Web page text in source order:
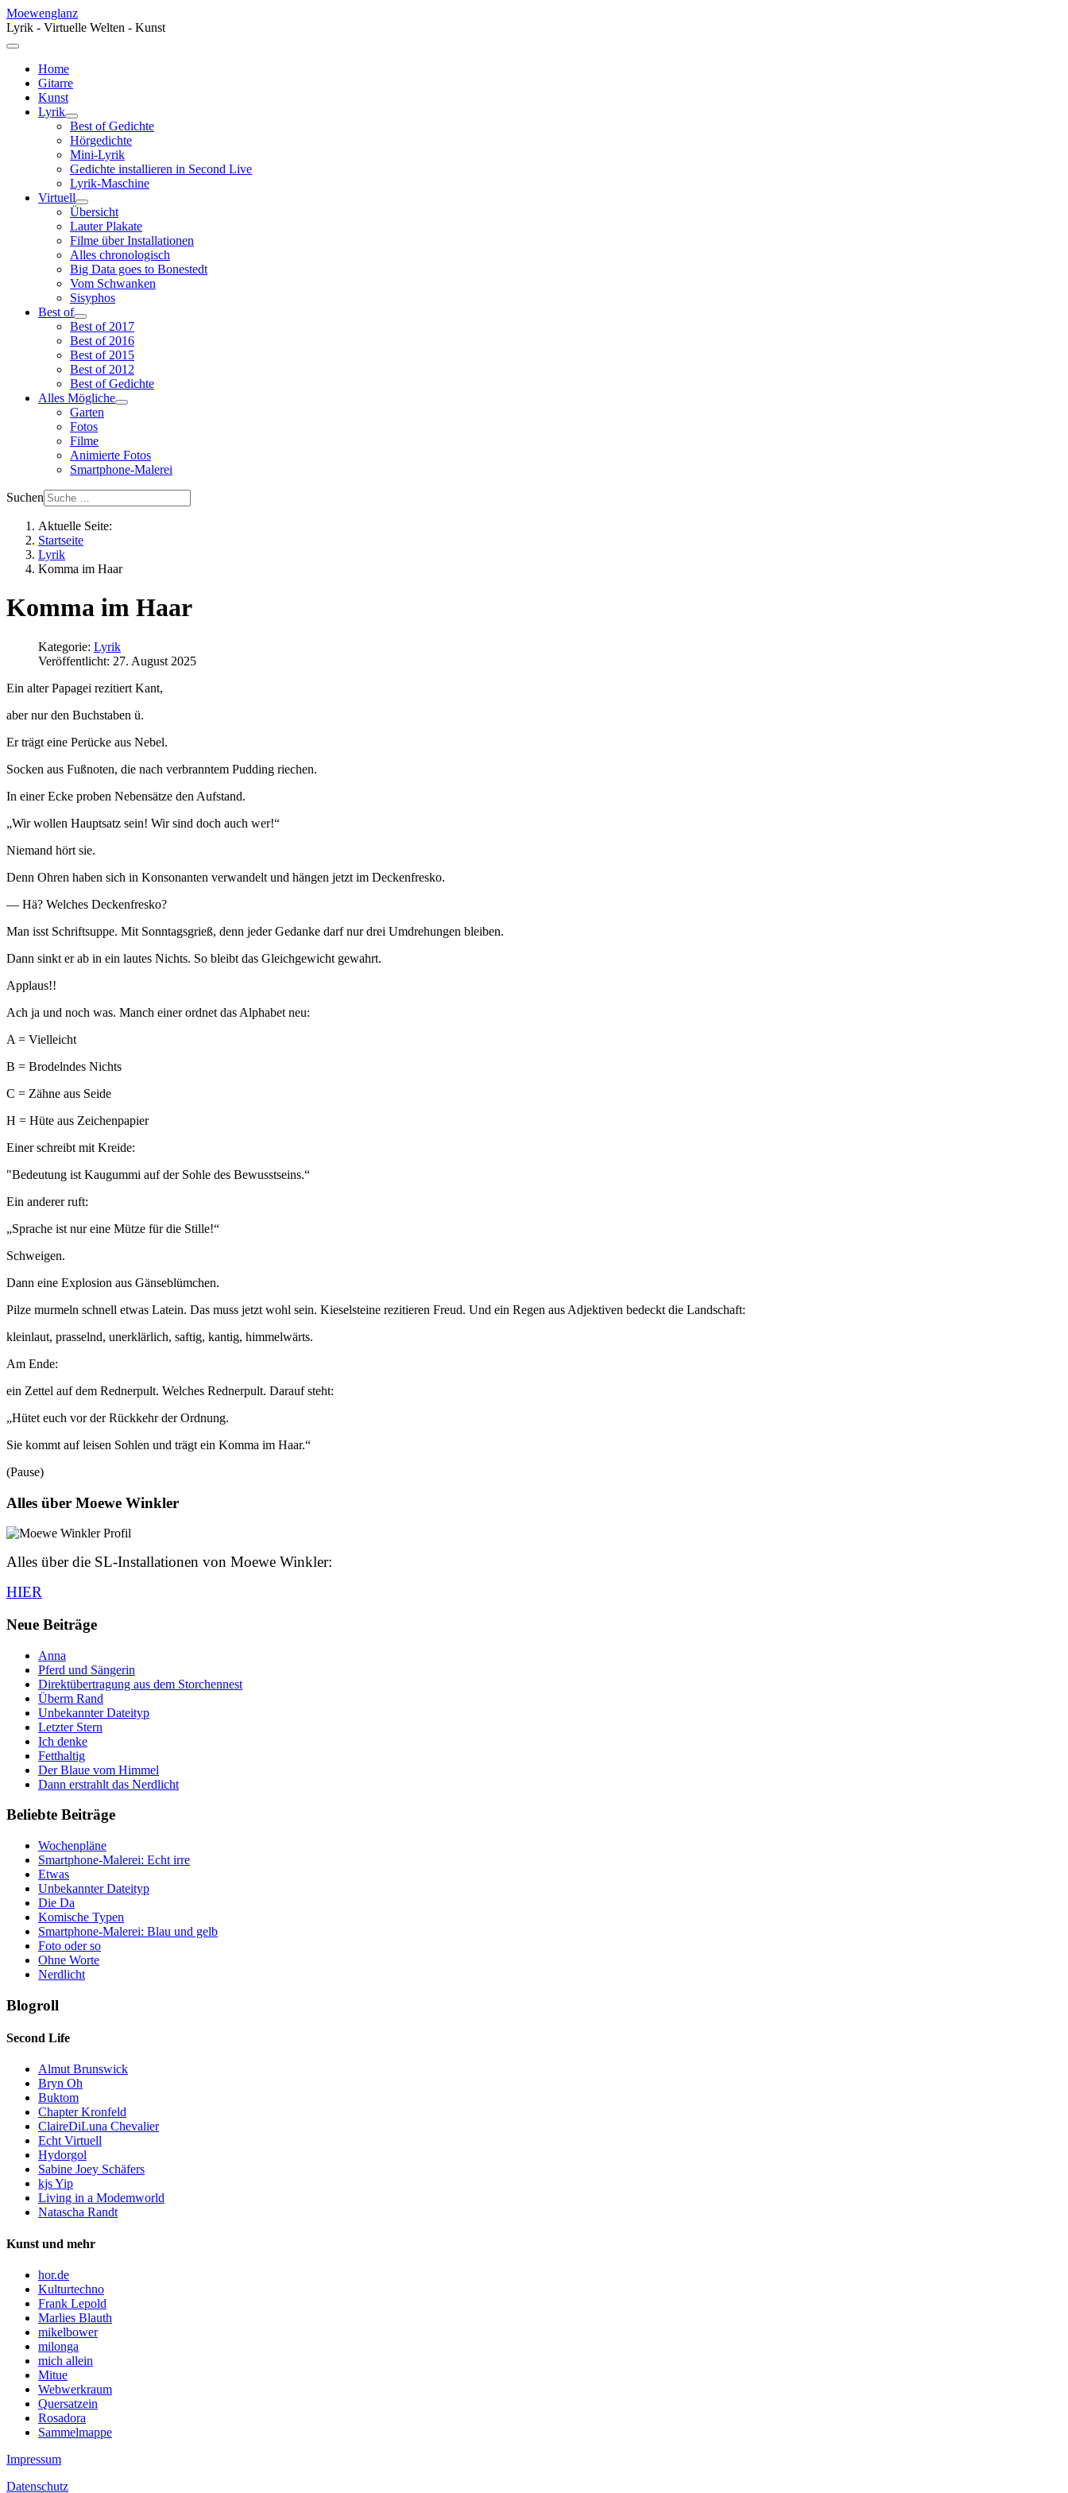
Moewenglanz
Lyrik - Virtuelle Welten - Kunst
Home
Gitarre
Kunst
Lyrik
Best of Gedichte
Hörgedichte
Mini-Lyrik
Gedichte installieren in Second Live
Lyrik-Maschine
Virtuell
Übersicht
Lauter Plakate
Filme über Installationen
Alles chronologisch
Big Data goes to Bonestedt
Vom Schwanken
Sisyphos
Best of
Best of 2017
Best of 2016
Best of 2015
Best of 2012
Best of Gedichte
Alles Mögliche
Garten
Fotos
Filme
Animierte Fotos
Smartphone-Malerei
Suchen
Aktuelle Seite:
Startseite
Lyrik
Komma im Haar
Komma im Haar
Kategorie: Lyrik
Veröffentlicht: 27. August 2025
Ein alter Papagei rezitiert Kant,
aber nur den Buchstaben ü.
Er trägt eine Perücke aus Nebel.
Socken aus Fußnoten, die nach verbranntem Pudding riechen.
In einer Ecke proben Nebensätze den Aufstand.
„Wir wollen Hauptsatz sein! Wir sind doch auch wer!“
Niemand hört sie.
Denn Ohren haben sich in Konsonanten verwandelt und hängen jetzt im Deckenfresko.
— Hä? Welches Deckenfresko?
Man isst Schriftsuppe. Mit Sonntagsgrieß, denn jeder Gedanke darf nur drei Umdrehungen bleiben.
Dann sinkt er ab in ein lautes Nichts. So bleibt das Gleichgewicht gewahrt.
Applaus!!
Ach ja und noch was. Manch einer ordnet das Alphabet neu:
A = Vielleicht
B = Brodelndes Nichts
C = Zähne aus Seide
H = Hüte aus Zeichenpapier
Einer schreibt mit Kreide:
"Bedeutung ist Kaugummi auf der Sohle des Bewusstseins.“
Ein anderer ruft:
„Sprache ist nur eine Mütze für die Stille!“
Schweigen.
Dann eine Explosion aus Gänseblümchen.
Pilze murmeln schnell etwas Latein. Das muss jetzt wohl sein. Kieselsteine rezitieren Freud. Und ein Regen aus Adjektiven bedeckt die Landschaft:
kleinlaut, prasselnd, unerklärlich, saftig, kantig, himmelwärts.
Am Ende:
ein Zettel auf dem Rednerpult. Welches Rednerpult. Darauf steht:
„Hütet euch vor der Rückkehr der Ordnung.
Sie kommt auf leisen Sohlen und trägt ein Komma im Haar.“
(Pause)
Alles über Moewe Winkler
Alles über die SL-Installationen von Moewe Winkler:
HIER
Neue Beiträge
Anna
Pferd und Sängerin
Direktübertragung aus dem Storchennest
Überm Rand
Unbekannter Dateityp
Letzter Stern
Ich denke
Fetthaltig
Der Blaue vom Himmel
Dann erstrahlt das Nerdlicht
Beliebte Beiträge
Wochenpläne
Smartphone-Malerei: Echt irre
Etwas
Unbekannter Dateityp
Die Da
Komische Typen
Smartphone-Malerei: Blau und gelb
Foto oder so
Ohne Worte
Nerdlicht
Blogroll
Second Life
Almut Brunswick
Bryn Oh
Buktom
Chapter Kronfeld
ClaireDiLuna Chevalier
Echt Virtuell
Hydorgol
Sabine Joey Schäfers
kjs Yip
Living in a Modemworld
Natascha Randt
Kunst und mehr
hor.de
Kulturtechno
Frank Lepold
Marlies Blauth
mikelbower
milonga
mich allein
Mitue
Webwerkraum
Quersatzein
Rosadora
Sammelmappe
Impressum
Datenschutz